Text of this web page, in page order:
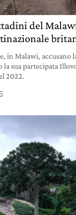
del
in Malawi, accusano
la sua partecipata
2022.